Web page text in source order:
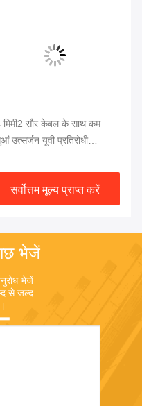
मिमी2 सौर केबल के साथ कम
उत्सर्जन यूवी प्रतिरोधी
सर्वोत्तम मूल्य प्राप्त करें
भेजें
भेजें
से जल्द